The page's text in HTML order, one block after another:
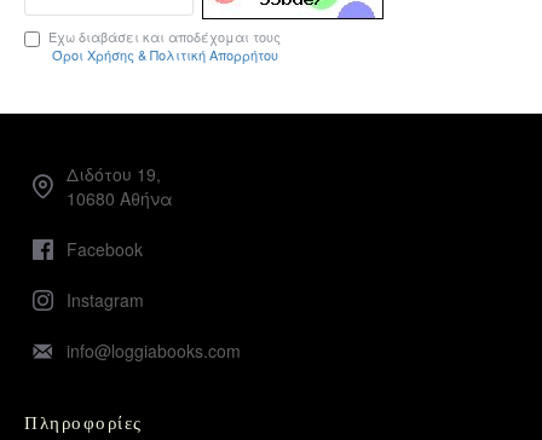
Έχω διαβάσει και αποδέχομαι τους
Όροι Χρήσης & Πολιτική Απορρήτου
Διδότου 19,
10680 Αθήνα
Facebook
Instagram
info@loggiabooks.com
Πληροφορίες